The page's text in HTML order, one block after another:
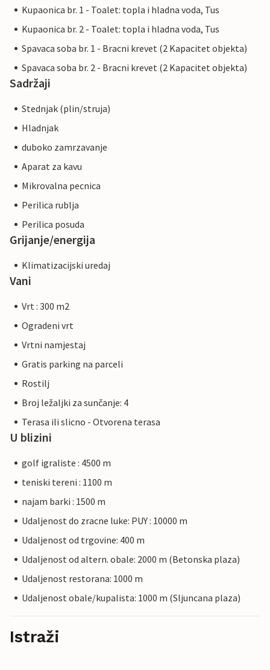
Kupaonica br. 1 - Toalet: topla i hladna voda, Tus
Kupaonica br. 2 - Toalet: topla i hladna voda, Tus
Spavaca soba br. 1 - Bracni krevet (2 Kapacitet objekta)
Spavaca soba br. 2 - Bracni krevet (2 Kapacitet objekta)
Sadržaji
Stednjak (plin/struja)
Hladnjak
duboko zamrzavanje
Aparat za kavu
Mikrovalna pecnica
Perilica rublja
Perilica posuda
Grijanje/energija
Klimatizacijski uredaj
Vani
Vrt : 300 m2
Ogradeni vrt
Vrtni namjestaj
Gratis parking na parceli
Rostilj
Broj ležaljki za sunčanje: 4
Terasa ili slicno - Otvorena terasa
U blizini
golf igraliste : 4500 m
teniski tereni : 1100 m
najam barki : 1500 m
Udaljenost do zracne luke: PUY : 10000 m
Udaljenost od trgovine: 400 m
Udaljenost od altern. obale: 2000 m (Betonska plaza)
Udaljenost restorana: 1000 m
Udaljenost obale/kupalista: 1000 m (Sljuncana plaza)
Istraži